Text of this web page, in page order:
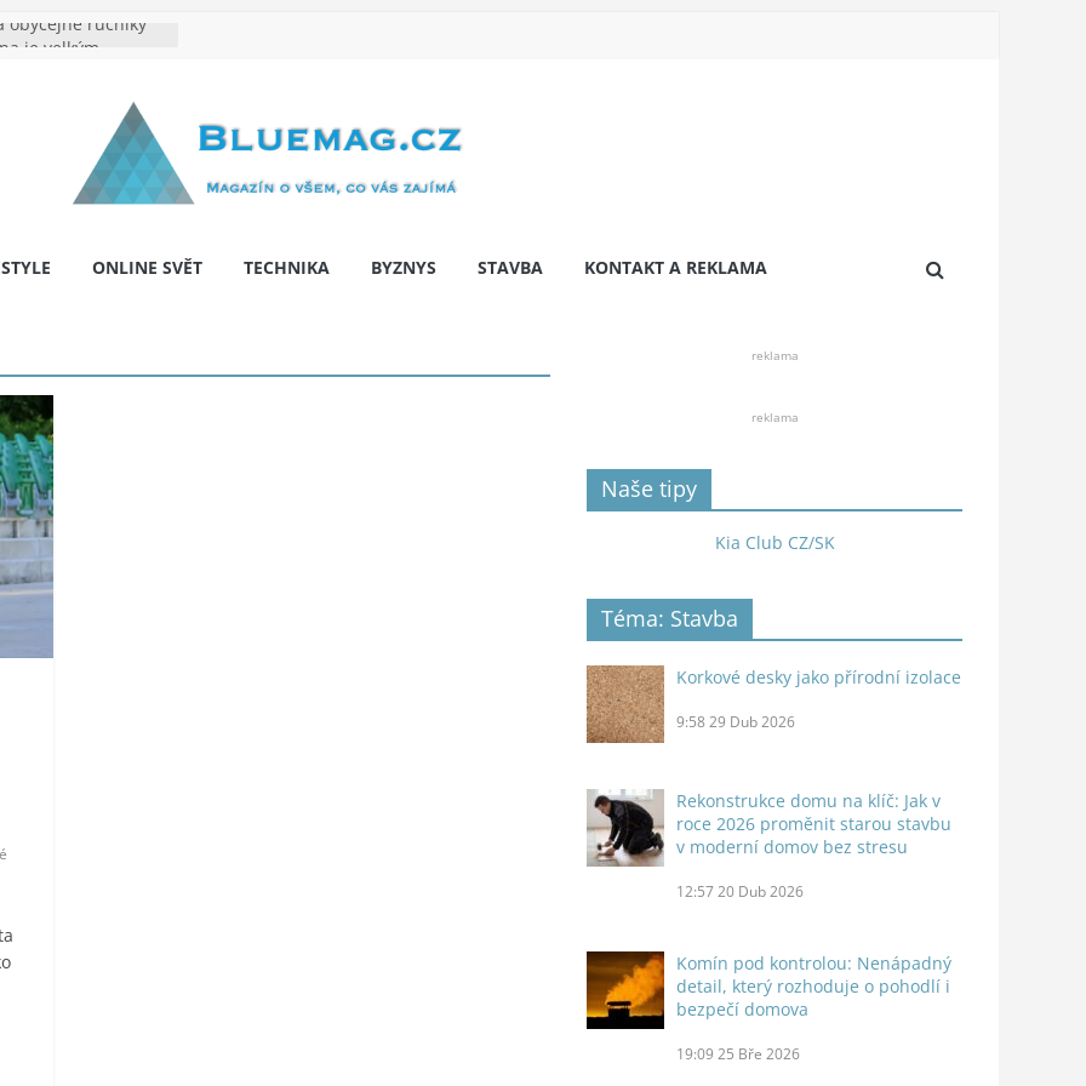
obyčejné ručníky
Na co myslet, aby
pár let nepřekvapila
bariér: když auto
ONLINE SVĚT TECHNIKA BYZNYS STAVBA KONTAKT A REKLAMA
reklama
reklama
Naše tipy
Kia Club CZ/SK
Téma: Stavba
Korkové desky jako přírodní izolace
9:58 29 Dub 2026
Rekonstrukce domu na klíč: Jak v
roce 2026 proměnit starou stavbu
v moderní domov bez stresu
12:57 20 Dub 2026
Komín pod kontrolou: Nenápadný
detail, který rozhoduje o pohodlí i
bezpečí domova
19:09 25 Bře 2026